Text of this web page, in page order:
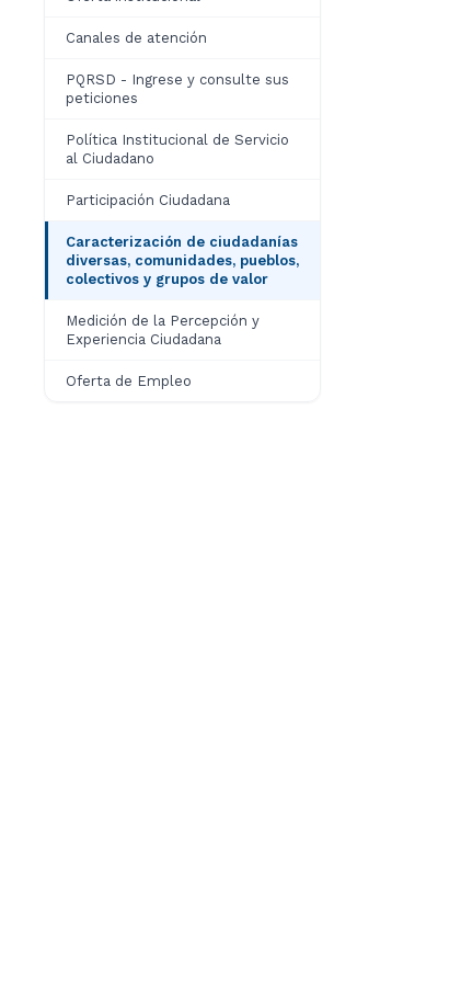
Canales de atención
PQRSD - Ingrese y consulte sus
peticiones
Política Institucional de Servicio
al Ciudadano
Participación Ciudadana
Caracterización de ciudadanías
diversas, comunidades, pueblos,
colectivos y grupos de valor
Medición de la Percepción y
Experiencia Ciudadana
Oferta de Empleo